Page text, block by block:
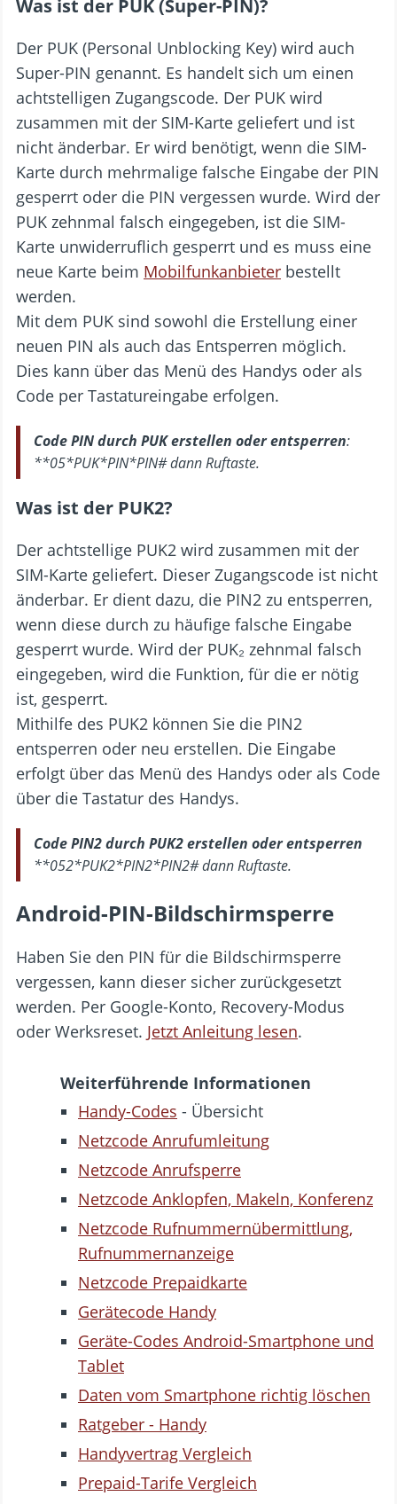
Was ist der PUK (Super-PIN)?
Der PUK (Personal Unblocking Key) wird auch
Super-PIN genannt. Es handelt sich um einen
achtstelligen Zugangscode. Der PUK wird
zusammen mit der SIM-Karte geliefert und ist
nicht änderbar. Er wird benötigt, wenn die SIM-
Karte durch mehrmalige falsche Eingabe der PIN
gesperrt oder die PIN vergessen wurde. Wird der
PUK zehnmal falsch eingegeben, ist die SIM-
Karte unwiderruflich gesperrt und es muss eine
neue Karte beim Mobilfunkanbieter bestellt
werden.
Mit dem PUK sind sowohl die Erstellung einer
neuen PIN als auch das Entsperren möglich.
Dies kann über das Menü des Handys oder als
Code per Tastatureingabe erfolgen.
Code PIN durch PUK erstellen oder entsperren:
**05*PUK*PIN*PIN# dann Ruftaste.
Was ist der PUK2?
Der achtstellige PUK2 wird zusammen mit der
SIM-Karte geliefert. Dieser Zugangscode ist nicht
änderbar. Er dient dazu, die PIN2 zu entsperren,
wenn diese durch zu häufige falsche Eingabe
gesperrt wurde. Wird der PUK₂ zehnmal falsch
eingegeben, wird die Funktion, für die er nötig
ist, gesperrt.
Mithilfe des PUK2 können Sie die PIN2
entsperren oder neu erstellen. Die Eingabe
erfolgt über das Menü des Handys oder als Code
über die Tastatur des Handys.
Code PIN2 durch PUK2 erstellen oder entsperren
**052*PUK2*PIN2*PIN2# dann Ruftaste.
Android-PIN-Bildschirmsperre
Haben Sie den PIN für die Bildschirmsperre
vergessen, kann dieser sicher zurückgesetzt
werden. Per Google-Konto, Recovery-Modus
oder Werksreset. Jetzt Anleitung lesen.
Weiterführende Informationen
Handy-Codes - Übersicht
Netzcode Anrufumleitung
Netzcode Anrufsperre
Netzcode Anklopfen, Makeln, Konferenz
Netzcode Rufnummernübermittlung,
Rufnummernanzeige
Netzcode Prepaidkarte
Gerätecode Handy
Geräte-Codes Android-Smartphone und
Tablet
Daten vom Smartphone richtig löschen
Ratgeber - Handy
Handyvertrag Vergleich
Prepaid-Tarife Vergleich